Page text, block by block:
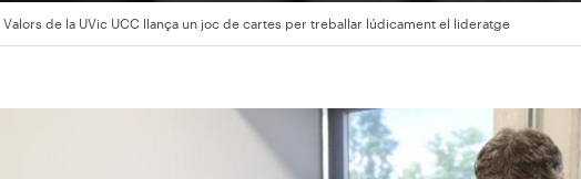
de la UVic UCC llança un joc de cartes per treballar lúdicament el lideratge